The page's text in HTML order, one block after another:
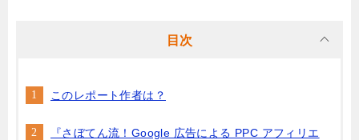
目次
このレポート作者は？
『さぼてん流！Google 広告による PPC アフィリエ